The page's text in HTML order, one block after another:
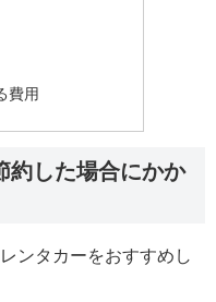
費用
約した場合にかか
ンタカーをおすすめし